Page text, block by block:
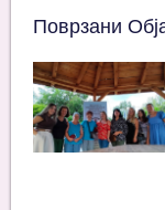
Поврзани